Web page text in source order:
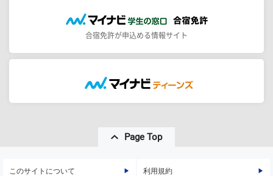
合宿免許が申込める情報サイト
Page Top
このサイトについて 利用規約